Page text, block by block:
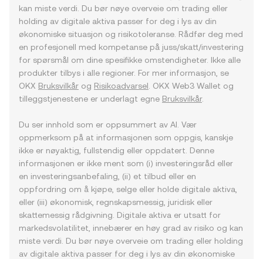
kan miste verdi. Du bør nøye overveie om trading eller
holding av digitale aktiva passer for deg i lys av din
økonomiske situasjon og risikotoleranse. Rådfør deg med
en profesjonell med kompetanse på juss/skatt/investering
for spørsmål om dine spesifikke omstendigheter. Ikke alle
produkter tilbys i alle regioner. For mer informasjon, se
OKX Bruksvilkår og Risikoadvarsel . OKX Web3 Wallet og
tilleggstjenestene er underlagt egne Bruksvilkår.
Du ser innhold som er oppsummert av AI. Vær
oppmerksom på at informasjonen som oppgis, kanskje
ikke er nøyaktig, fullstendig eller oppdatert. Denne
informasjonen er ikke ment som (i) investeringsråd eller
en investeringsanbefaling, (ii) et tilbud eller en
oppfordring om å kjøpe, selge eller holde digitale aktiva,
eller (iii) økonomisk, regnskapsmessig, juridisk eller
skattemessig rådgivning. Digitale aktiva er utsatt for
markedsvolatilitet, innebærer en høy grad av risiko og kan
miste verdi. Du bør nøye overveie om trading eller holding
av digitale aktiva passer for deg i lys av din økonomiske